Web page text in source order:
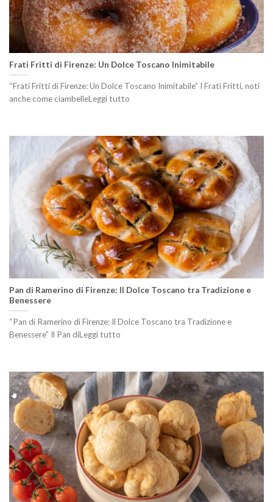
Frati Fritti di Firenze: Un Dolce Toscano Inimitabile
“Frati Fritti di Firenze: Un Dolce Toscano Inimitabile” I Frati Fritti, noti
anche come ciambelleLeggi tutto
Pan di Ramerino di Firenze: Il Dolce Toscano tra Tradizione e
Benessere
“Pan di Ramerino di Firenze: Il Dolce Toscano tra Tradizione e
Benessere” Il Pan diLeggi tutto